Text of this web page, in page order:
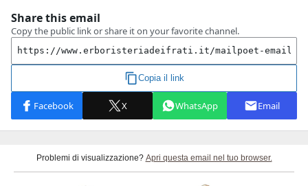
Problemi di visualizzazione? Apri questa email nel tuo browser.